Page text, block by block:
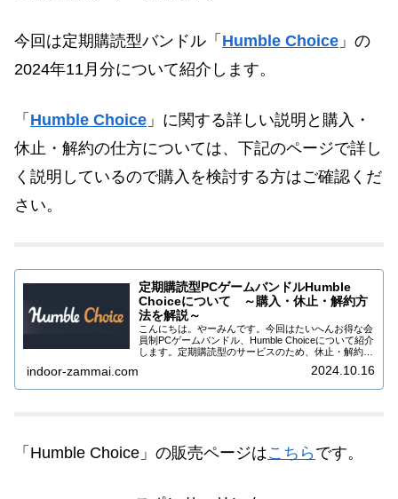
今回は定期購読型バンドル「 Humble Choice 」の
2024年11月分について紹介します。
「 Humble Choice 」に関する詳しい説明と購入・
休止・解約の仕方については、下記のページで詳し
く説明しているので購入を検討する方はご確認くだ
さい。
定期購読型PCゲームバンドルHumble
Choiceについて ～購入・休止・解約方
法を解説～
こんにちは。やーみんです。今回はたいへんお得な会
員制PCゲームバンドル、Humble Choiceについて紹介
します。定期購読型のサービスのため、休止・解約を
いますので、一時休止・解約の方法も...
indoor-zammai.com 2024.10.16
「Humble Choice」の販売ページはこちら です。